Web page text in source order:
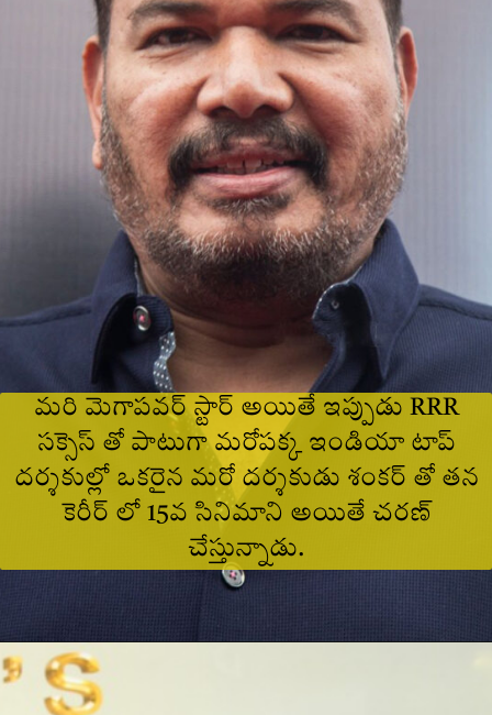
మరి మెగాపవర్ స్టార్ అయితే ఇప్పుడు RRR
సక్సెస్ తో పాటుగా మరోపక్క ఇండియా టాప్
దర్శకుల్లో ఒకరైన మరో దర్శకుడు శంకర్ తో తన
కెరీర్ లో 15వ సినిమాని అయితే చరణ్
చేస్తున్నాడు.